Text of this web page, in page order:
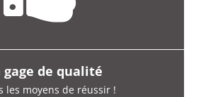
gage de qualité
les moyens de réussir !